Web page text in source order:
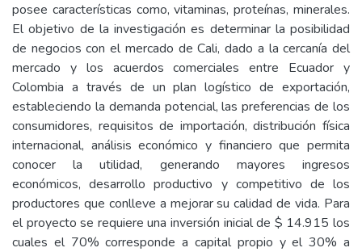
posee características como, vitaminas, proteínas, minerales.
El objetivo de la investigación es determinar la posibilidad
de negocios con el mercado de Cali, dado a la cercanía del
mercado y los acuerdos comerciales entre Ecuador y
Colombia a través de un plan logístico de exportación,
estableciendo la demanda potencial, las preferencias de los
consumidores, requisitos de importación, distribución física
internacional, análisis económico y financiero que permita
conocer la utilidad, generando mayores ingresos
económicos, desarrollo productivo y competitivo de los
productores que conlleve a mejorar su calidad de vida. Para
el proyecto se requiere una inversión inicial de $ 14.915 los
cuales el 70% corresponde a capital propio y el 30% a